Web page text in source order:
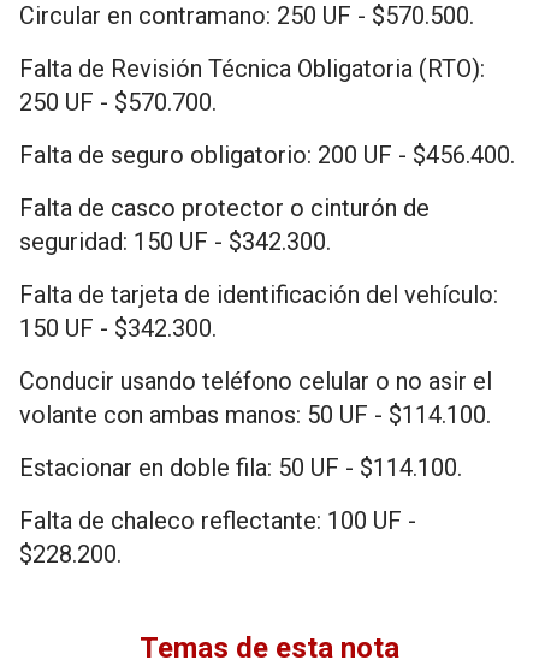
Circular en contramano: 250 UF - $570.500.
Falta de Revisión Técnica Obligatoria (RTO):
250 UF - $570.700.
Falta de seguro obligatorio: 200 UF - $456.400.
Falta de casco protector o cinturón de
seguridad: 150 UF - $342.300.
Falta de tarjeta de identificación del vehículo:
150 UF - $342.300.
Conducir usando teléfono celular o no asir el
volante con ambas manos: 50 UF - $114.100.
Estacionar en doble fila: 50 UF - $114.100.
Falta de chaleco reflectante: 100 UF -
$228.200.
Temas de esta nota